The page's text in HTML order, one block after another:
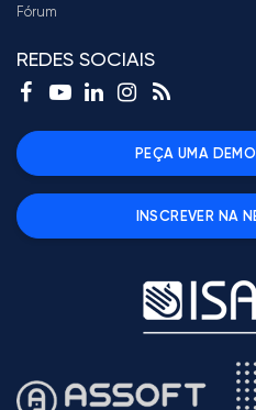
Fórum
REDES SOCIAIS
PEÇA UMA
INSCREVER NA